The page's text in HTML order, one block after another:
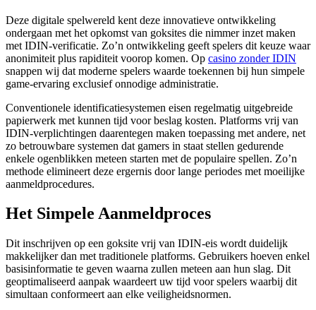
Deze digitale spelwereld kent deze innovatieve ontwikkeling
ondergaan met het opkomst van goksites die nimmer inzet maken
met IDIN-verificatie. Zo’n ontwikkeling geeft spelers dit keuze waar
anonimiteit plus rapiditeit voorop komen. Op casino zonder IDIN
snappen wij dat moderne spelers waarde toekennen bij hun simpele
game-ervaring exclusief onnodige administratie.
Conventionele identificatiesystemen eisen regelmatig uitgebreide
papierwerk met kunnen tijd voor beslag kosten. Platforms vrij van
IDIN-verplichtingen daarentegen maken toepassing met andere, net
zo betrouwbare systemen dat gamers in staat stellen gedurende
enkele ogenblikken meteen starten met de populaire spellen. Zo’n
methode elimineert deze ergernis door lange periodes met moeilijke
aanmeldprocedures.
Het Simpele Aanmeldproces
Dit inschrijven op een goksite vrij van IDIN-eis wordt duidelijk
makkelijker dan met traditionele platforms. Gebruikers hoeven enkel
basisinformatie te geven waarna zullen meteen aan hun slag. Dit
geoptimaliseerd aanpak waardeert uw tijd voor spelers waarbij dit
simultaan conformeert aan elke veiligheidsnormen.